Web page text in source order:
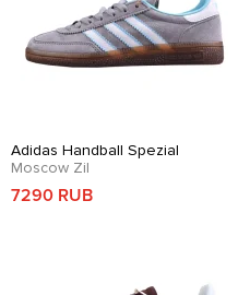
Adidas Handball Spezial
Moscow Zil
7290 RUB